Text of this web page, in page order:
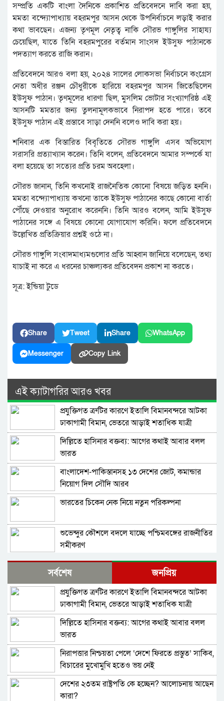
সম্প্রতি একটি বাংলা দৈনিকে প্রকাশিত প্রতিবেদনে দাবি করা হয়,
মমতা বন্দ্যোপাধ্যায় বহরমপুর আসন থেকে উপনির্বাচনে লড়াই করার
কথা ভাবছেন। এজন্য তৃণমূল নেতৃত্ব নাকি সৌরভ গাঙ্গুলির সাহায্য
চেয়েছিল, যাতে তিনি বহরমপুরের বর্তমান সাংসদ ইউসুফ পাঠানকে
পদত্যাগ করতে রাজি করান।
প্রতিবেদনে আরও বলা হয়, ২০২৪ সালের লোকসভা নির্বাচনে কংগ্রেস
নেতা অধীর রঞ্জন চৌধুরীকে হারিয়ে বহরমপুর আসন জিতেছিলেন
ইউসুফ পাঠান। তৃণমূলের ধারণা ছিল, মুসলিম ভোটার সংখ্যাগরিষ্ঠ এই
আসনটি মমতার জন্য তুলনামূলকভাবে নিরাপদ হতে পারে। তবে
ইউসুফ পাঠান এই প্রস্তাবে সাড়া দেননি বলেও দাবি করা হয়।
শনিবার এক বিস্তারিত বিবৃতিতে সৌরভ গাঙ্গুলি এসব অভিযোগ
সরাসরি প্রত্যাখ্যান করেন। তিনি বলেন, প্রতিবেদনে আমার সম্পর্কে যা
বলা হয়েছে তা সত্যের প্রতি চরম অবহেলা।
সৌরভ জানান, তিনি কখনোই রাজনৈতিক কোনো বিষয়ে জড়িত হননি।
মমতা বন্দ্যোপাধ্যায় কখনো তাকে ইউসুফ পাঠানের কাছে কোনো বার্তা
পৌঁছে দেওয়ার অনুরোধ করেননি। তিনি আরও বলেন, আমি ইউসুফ
পাঠানের সঙ্গে এ বিষয়ে কোনো যোগাযোগ করিনি। ফলে প্রতিবেদনে
উল্লেখিত প্রতিক্রিয়ার প্রশ্নই ওঠে না।
সৌরভ গাঙ্গুলি সংবাদমাধ্যমগুলোর প্রতি আহ্বান জানিয়ে বলেছেন, তথ্য
যাচাই না করে এ ধরনের চাঞ্চল্যকর প্রতিবেদন প্রকাশ না করতে।
সূত্র: ইন্ডিয়া টুডে
Share Tweet Share WhatsApp
Messenger Copy Link
এই ক্যাটাগরির আরও খবর
প্রযুক্তিগত ত্রুটির কারণে ইতালি বিমানবন্দরে আটকা
ঢাকাগামী বিমান, ভেতরে আড়াই শতাধিক যাত্রী
দিল্লিতে হাসিনার বক্তব্য: আগের কথাই আবার বলল
ভারত
বাংলাদেশ-পাকিস্তানসহ ১৩ দেশের জোট, কমান্ডার
নিয়োগ দিল সৌদি আরব
ভারতের চিকেন নেক নিয়ে নতুন পরিকল্পনা
শুভেন্দুর কৌশলে বদলে যাচ্ছে পশ্চিমবঙ্গের রাজনীতির
সমীকরণ
বাংলাদেশের সঙ্গে ফারাক্কা চুক্তি নবায়ন না করার দাবি
ভারতীয় এমপির
মোদিকে নেতানিয়াহুর ফোন; ইসরায়েলের সঙ্গে ঘনিষ্ট
সম্পর্ক গড়তে চায় ভারত
পাকিস্তানে প্রধান ৩ শহরের বাইরে সংবাদ সংগ্রহে
বিদেশি গণমাধ্যমের ওপর বিধিনিষেধ
বাংলাদেশে যা চলছে, সেটা অমানবিক: দিলীপ ঘোষ
পাকিস্তানের ইসলামাবাদে জুলাই গণঅভ্যুত্থান দিবস
পালিত
সর্বশেষ জনপ্রিয়
প্রযুক্তিগত ত্রুটির কারণে ইতালি বিমানবন্দরে আটকা
ঢাকাগামী বিমান, ভেতরে আড়াই শতাধিক যাত্রী
দিল্লিতে হাসিনার বক্তব্য: আগের কথাই আবার বলল
ভারত
নিরাপত্তার নিশ্চয়তা পেলে ‘দেশে ফিরতে প্রস্তুত’ সাকিব,
বিচারের মুখোমুখি হতেও ভয় নেই
দেশের ২৩তম রাষ্ট্রপতি কে হচ্ছেন? আলোচনায় আছেন
কারা?